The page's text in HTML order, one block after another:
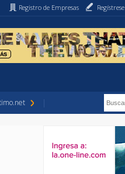
Registro de Empresas Regístrese